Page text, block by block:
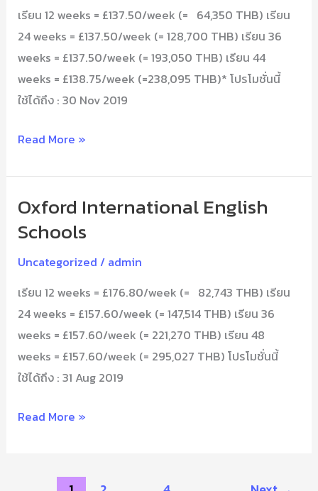
เรียน 12 weeks = £137.50/week (= 64,350 THB) เรียน
24 weeks = £137.50/week (= 128,700 THB) เรียน 36
weeks = £137.50/week (= 193,050 THB) เรียน 44
weeks = £138.75/week (=238,095 THB)* โปรโมชั่นนี้
ใช้ได้ถึง : 30 Nov 2019
Read More »
Oxford International English
Schools
Uncategorized / admin
เรียน 12 weeks = £176.80/week (= 82,743 THB) เรียน
24 weeks = £157.60/week (= 147,514 THB) เรียน 36
weeks = £157.60/week (= 221,270 THB) เรียน 48
weeks = £157.60/week (= 295,027 THB) โปรโมชั่นนี้
ใช้ได้ถึง : 31 Aug 2019
Oxford
International
Schools
Read More »